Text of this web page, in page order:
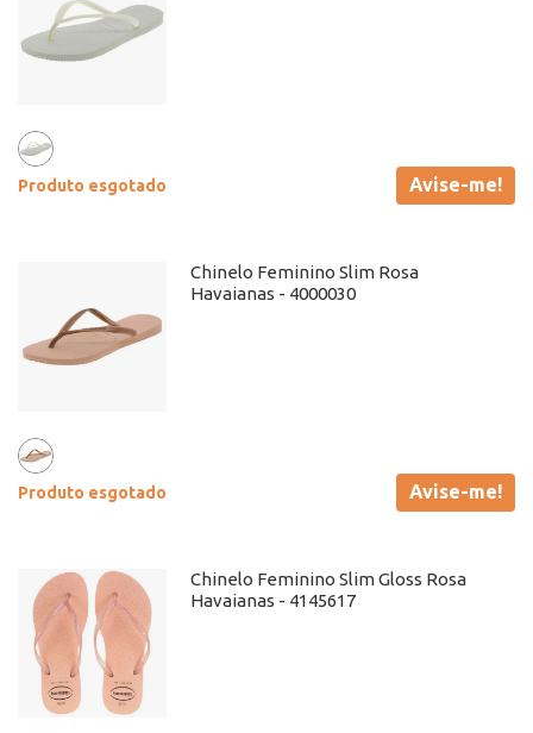
Produto esgotado Avise-me!
Chinelo Feminino Slim Rosa
Havaianas - 4000030
Produto esgotado Avise-me!
Chinelo Feminino Slim Gloss Rosa
Havaianas - 4145617